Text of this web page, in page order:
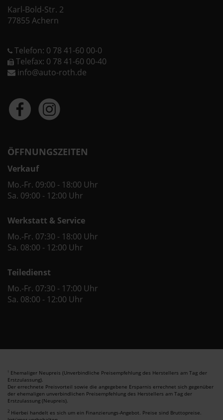
Karl-Bold-Str. 2
77855 Achern
Telefon: 0 78 41-60 00-0
Telefax: 0 78 41-60 00-40
info@auto-roth.de
ÖFFNUNGSZEITEN
Verkauf
Mo.-Fr. 09:00 - 18:00 Uhr
Sa. 09:00 - 12:00 Uhr
Werkstatt & Service
Mo.-Fr. 07:30 - 18:00 Uhr
Sa. 08:00 - 12:00 Uhr
Teiledienst
Mo.-Fr. 07:30 - 17:00 Uhr
Sa. 08:00 - 12:00 Uhr
1 Ehemaliger Neupreis (Unverbindliche Preisempfehlung des Herstellers am Tag der
Erstzulassung).
Der errechnete Preisvorteil sowie die angegebene Ersparnis errechnet sich gegenüber
der ehemaligen unverbindlichen Preisempfehlung des Herstellers am Tag der
Erstzulassung (Neupreis).
2 Hierbei handelt es sich um ein Finanzierungs-Angebot. Preise sind Bruttopreise.